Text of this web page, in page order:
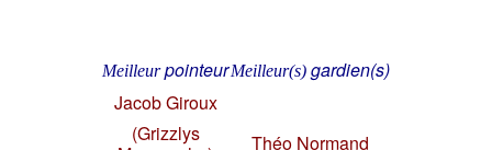
MeilleurpointeurMeilleur(s) gardien(s)
Jacob Giroux
(Grizzlys
Théo Normand